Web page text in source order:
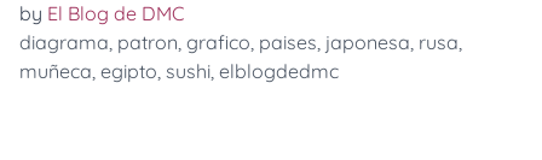
by El Blog de DMC
diagrama, patron, grafico, paises, japonesa, rusa,
muñeca, egipto, sushi, elblogdedmc